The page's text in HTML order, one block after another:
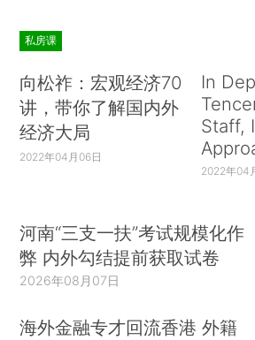
私房课
向松祚：宏观经济70
讲，带你了解国内外
经济大局
2022年04月06日
In
Staff,
2022年04
河南“三支一扶”考试规模化作
弊 内外勾结提前获取试卷
2026年08月07日
海外金融专才回流香港 外籍